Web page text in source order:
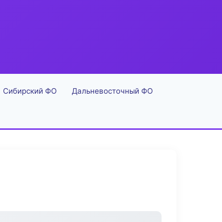
Сибирский ФО Дальневосточный ФО